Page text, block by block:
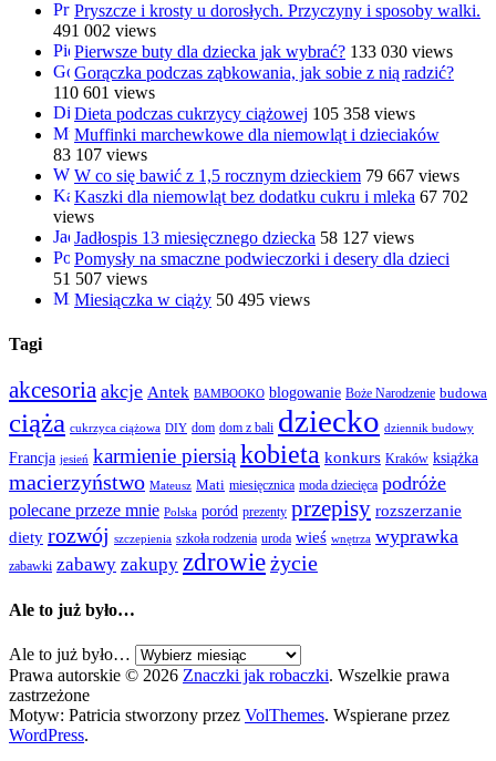
Pryszcze i krosty u dorosłych. Przyczyny i sposoby walki.
491 002 views
Pierwsze buty dla dziecka jak wybrać? 133 030 views
Gorączka podczas ząbkowania, jak sobie z nią radzić?
110 601 views
Dieta podczas cukrzycy ciążowej 105 358 views
Muffinki marchewkowe dla niemowląt i dzieciaków
83 107 views
W co się bawić z 1,5 rocznym dzieckiem 79 667 views
Kaszki dla niemowląt bez dodatku cukru i mleka 67 702
views
Jadłospis 13 miesięcznego dziecka 58 127 views
Pomysły na smaczne podwieczorki i desery dla dzieci
51 507 views
Miesiączka w ciąży 50 495 views
Tagi
akcesoria akcje Antek BAMBOOKO blogowanie Boże Narodzenie budowa
ciąża cukrzyca ciążowa DIY dom dom z bali dziecko dziennik budowy
Francja jesień karmienie piersiąkobieta konkurs Kraków książka
macierzyństwo Mateusz Mati miesięcznica moda dziecięca podróże
polecane przeze mnie Polska poród prezenty przepisy rozszerzanie
diety rozwój szczepienia szkoła rodzenia uroda wieś wnętrza wyprawka
zabawki zabawy zakupy zdrowieżycie
Ale to już było…
Ale to już było…
Prawa autorskie © 2026 Znaczki jak robaczki. Wszelkie prawa
zastrzeżone
Motyw: Patricia stworzony przez VolThemes. Wspierane przez
WordPress.